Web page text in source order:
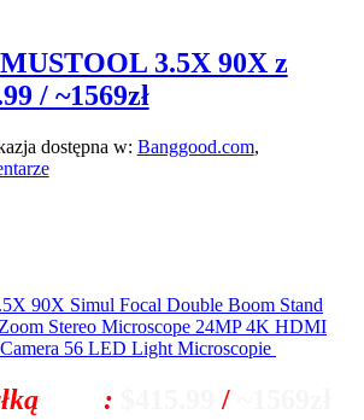
3.5X 90X z
/ ~1569zł
dostępna w: Banggood.com,
90X Simul Focal Double Boom Stand
Stereo Microscope 24MP 4K HDMI
56 LED Light Microscopie
: /